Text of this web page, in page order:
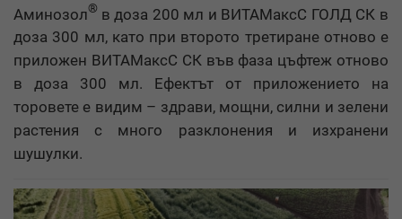
Аминозол® в доза 200 мл и ВИТАМаксС ГОЛД СК в
доза 300 мл, като при второто третиране отново е
приложен ВИТАМаксС СК във фаза цъфтеж отново
в доза 300 мл. Ефектът от приложението на
торовете е видим – здрави, мощни, силни и зелени
растения с много разклонения и изхранени
шушулки.